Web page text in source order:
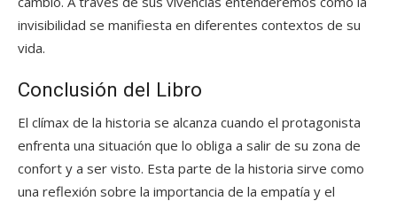
invisibilidad se manifiesta en diferentes contextos de su
vida.
Conclusión del Libro
El clímax de la historia se alcanza cuando el protagonista
enfrenta una situación que lo obliga a salir de su zona de
confort y a ser visto. Esta parte de la historia sirve como
una reflexión sobre la importancia de la empatía y el